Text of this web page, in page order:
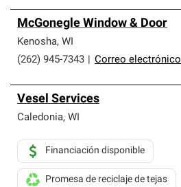
McGonegle Window & Door
Kenosha, WI
(262) 945-7343
Correo electrónico
Vesel Services
Caledonia, WI
Financiación disponible
Promesa de reciclaje de tejas